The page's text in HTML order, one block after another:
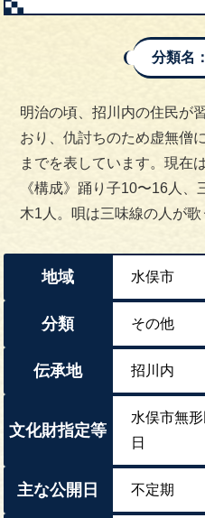
分類名
明治の頃、招川内の住民が
おり、仇討ちのため虚無僧
までを表しています。現在
《構成》踊り子10〜16人
木1人。唄は三味線の人が歌
地域 水俣市
分類 その他
伝承地 招川内
文化財指定等
水俣市無
日
主な公開日 不定期